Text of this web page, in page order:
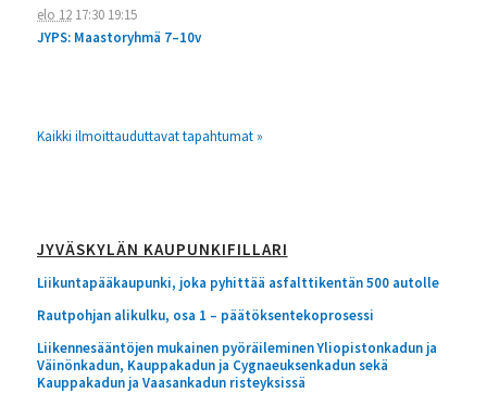
elo 1217:30 19:15
JYPS: Maastoryhmä 7–10v
Kaikki ilmoittauduttavat tapahtumat »
JYVÄSKYLÄN KAUPUNKIFILLARI
Liikuntapääkaupunki, joka pyhittää asfalttikentän 500 autolle
Rautpohjan alikulku, osa 1 – päätöksentekoprosessi
Liikennesääntöjen mukainen pyöräileminen Yliopistonkadun ja
Väinönkadun, Kauppakadun ja Cygnaeuksenkadun sekä
Kauppakadun ja Vaasankadun risteyksissä